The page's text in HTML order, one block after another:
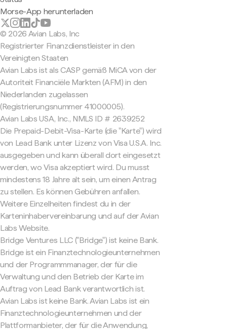
Morse-App herunterladen
© 2026 Avian Labs, Inc
Registrierter Finanzdienstleister in den
Vereinigten Staaten
Avian Labs ist als CASP gemäß MiCA von der
Autoriteit Financiële Markten (AFM) in den
Niederlanden zugelassen
(Registrierungsnummer 41000005).
Avian Labs USA, Inc., NMLS ID # 2639252
Die Prepaid-Debit-Visa-Karte (die "Karte") wird
von Lead Bank unter Lizenz von Visa U.S.A. Inc.
ausgegeben und kann überall dort eingesetzt
werden, wo Visa akzeptiert wird. Du musst
mindestens 18 Jahre alt sein, um einen Antrag
zu stellen. Es können Gebühren anfallen.
Weitere Einzelheiten findest du in der
Karteninhabervereinbarung und auf der Avian
Labs Website.
Bridge Ventures LLC ("Bridge") ist keine Bank.
Bridge ist ein Finanztechnologieunternehmen
und der Programmmanager, der für die
Verwaltung und den Betrieb der Karte im
Auftrag von Lead Bank verantwortlich ist.
Avian Labs ist keine Bank. Avian Labs ist ein
Finanztechnologieunternehmen und der
Plattformanbieter, der für die Anwendung,